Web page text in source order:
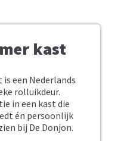
kast
is een Nederlands
rolluikdeur.
in een kast die
én persoonlijk
bij De Donjon.